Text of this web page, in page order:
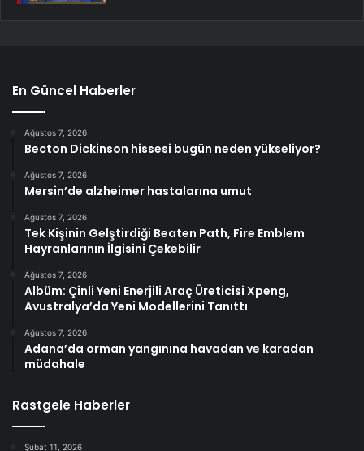
En Güncel Haberler
Ağustos 7, 2026
Becton Dickinson hissesi bugün neden yükseliyor?
Ağustos 7, 2026
Mersin’de alzheimer hastalarına umut
Ağustos 7, 2026
Tek Kişinin Gelştirdiği Beaten Path, Fire Emblem
Hayranlarının İlgisini Çekebilir
Ağustos 7, 2026
Albüm: Çinli Yeni Enerjili Araç Üreticisi Xpeng,
Avustralya’da Yeni Modellerini Tanıttı
Ağustos 7, 2026
Adana’da orman yangınına havadan ve karadan
müdahale
Rastgele Haberler
Şubat 11, 2026